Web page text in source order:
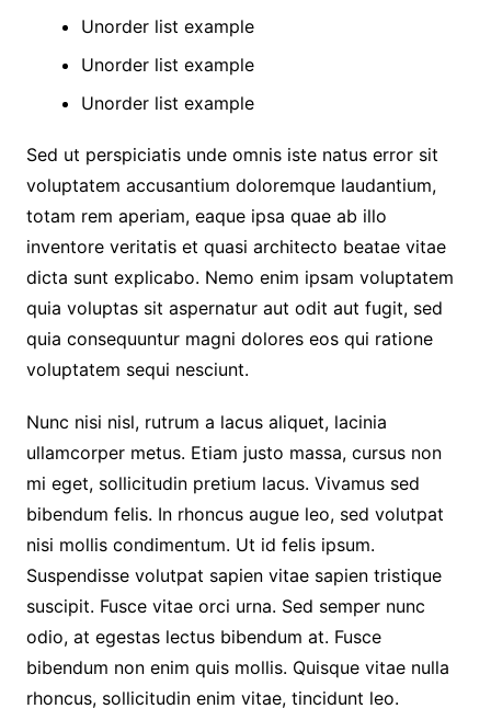
Unorder list example
Unorder list example
Unorder list example
Sed ut perspiciatis unde omnis iste natus error sit
voluptatem accusantium doloremque laudantium,
totam rem aperiam, eaque ipsa quae ab illo
inventore veritatis et quasi architecto beatae vitae
dicta sunt explicabo. Nemo enim ipsam voluptatem
quia voluptas sit aspernatur aut odit aut fugit, sed
quia consequuntur magni dolores eos qui ratione
voluptatem sequi nesciunt.
Nunc nisi nisl, rutrum a lacus aliquet, lacinia
ullamcorper metus. Etiam justo massa, cursus non
mi eget, sollicitudin pretium lacus. Vivamus sed
bibendum felis. In rhoncus augue leo, sed volutpat
nisi mollis condimentum. Ut id felis ipsum.
Suspendisse volutpat sapien vitae sapien tristique
suscipit. Fusce vitae orci urna. Sed semper nunc
odio, at egestas lectus bibendum at. Fusce
bibendum non enim quis mollis. Quisque vitae nulla
rhoncus, sollicitudin enim vitae, tincidunt leo.